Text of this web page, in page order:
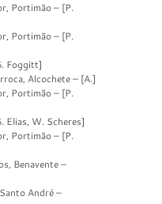
– [P.
– [P.
Alcochete – [A.]
– [P.
W. Scheres]
– [P.
Benavente –
André –